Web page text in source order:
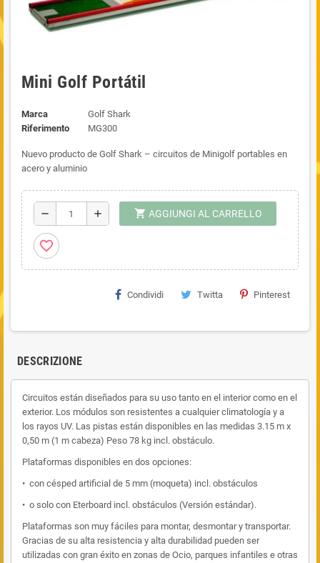
Mini Golf Portátil
Marca
Golf Shark
Riferimento
MG300
Nuevo producto de Golf Shark – circuitos de Minigolf portables en
acero y aluminio
remove add shopping_cart AGGIUNGI AL CARRELLO
favorite_border
Condividi Twitta Pinterest
DESCRIZIONE
Circuitos están diseñados para su uso tanto en el interior como en el
exterior. Los módulos son resistentes a cualquier climatología y a
los rayos UV. Las pistas están disponibles en las medidas 3.15 m x
0,50 m (1 m cabeza) Peso 78 kg incl. obstáculo.
Plataformas disponibles en dos opciones:
• con césped artificial de 5 mm (moqueta) incl. obstáculos
• o solo con Eterboard incl. obstáculos (Versión estándar).
Plataformas son muy fáciles para montar, desmontar y transportar.
Gracias de su alta resistencia y alta durabilidad pueden ser
utilizadas con gran éxito en zonas de Ocio, parques infantiles e otras